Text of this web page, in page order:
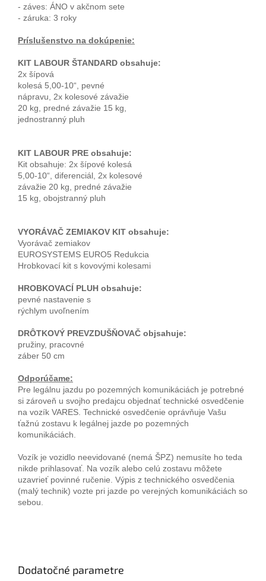
- záves: ÁNO v akčnom sete
- záruka: 3 roky
Príslušenstvo na dokúpenie:
KIT LABOUR ŠTANDARD obsahuje:
2x šípová
kolesá 5,00-10“, pevné
nápravu, 2x kolesové závažie
20 kg, predné závažie 15 kg,
jednostranný pluh
KIT LABOUR PRE obsahuje:
Kit obsahuje: 2x šípové kolesá
5,00-10“, diferenciál, 2x kolesové
závažie 20 kg, predné závažie
15 kg, obojstranný pluh
VYORÁVAČ ZEMIAKOV KIT obsahuje:
Vyorávač zemiakov
EUROSYSTEMS EURO5 Redukcia
Hrobkovací kit s kovovými kolesami
HROBKOVACÍ PLUH obsahuje:
pevné nastavenie s
rýchlym uvoľnením
DRÔTKOVÝ PREVZDUŠŇOVAČ objsahuje:
pružiny, pracovné
záber 50 cm
Odporúčame:
Pre legálnu jazdu po pozemných komunikáciách je potrebné
si zároveň u svojho predajcu objednať technické osvedčenie
na vozík VARES. Technické osvedčenie oprávňuje Vašu
ťažnú zostavu k legálnej jazde po pozemných
komunikáciách.
Vozík je vozidlo neevidované (nemá ŠPZ) nemusíte ho teda
nikde prihlasovať. Na vozík alebo celú zostavu môžete
uzavrieť povinné ručenie. Výpis z technického osvedčenia
(malý technik) vozte pri jazde po verejných komunikáciách so
sebou.
Dodatočné parametre